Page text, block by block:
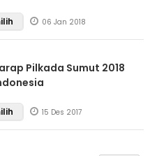
06 Jan 2018
Pilkada Sumut 2018
15 Des 2017